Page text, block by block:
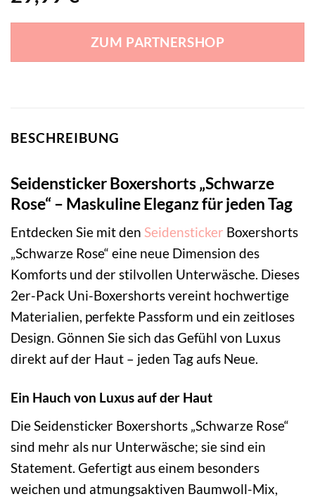
ZUM PARTNERSHOP
BESCHREIBUNG
Seidensticker Boxershorts „Schwarze
Rose“ – Maskuline Eleganz für jeden Tag
Entdecken Sie mit den Seidensticker Boxershorts
„Schwarze Rose“ eine neue Dimension des
Komforts und der stilvollen Unterwäsche. Dieses
2er-Pack Uni-Boxershorts vereint hochwertige
Materialien, perfekte Passform und ein zeitloses
Design. Gönnen Sie sich das Gefühl von Luxus
direkt auf der Haut – jeden Tag aufs Neue.
Ein Hauch von Luxus auf der Haut
Die Seidensticker Boxershorts „Schwarze Rose“
sind mehr als nur Unterwäsche; sie sind ein
Statement. Gefertigt aus einem besonders
weichen und atmungsaktiven Baumwoll-Mix,